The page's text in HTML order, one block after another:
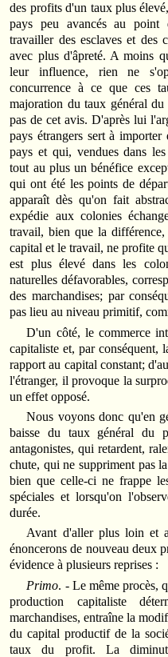
des profits d'un taux plus
pays peu avancés au
travailler des esclaves et
avec plus d'âpreté. A moins
leur influence, rien ne
concurrence à ce que ces
majoration du taux général
pas de cet avis. D'après lui
pays étrangers sert à importer
pays et qui, vendues dans
tout au plus un bénéfice
qui ont été les points de
apparaît dès qu'on fait
expédie aux colonies
travail, bien que la
capital et le travail, ne profite
est plus élevé dans les
naturelles défavorables,
des marchandises; par
pas lieu au niveau primitif,
D'un côté, le commerce
capitaliste et, par
rapport au capital constant;
l'étranger, il provoque la
un effet opposé.
Nous voyons donc qu'en
baisse du taux général du
antagonistes, qui retardent,
chute, qui ne suppriment pas
bien que celle-ci ne frappe
spéciales et lorsqu'on
durée.
Avant d'aller plus loin et
énoncerons de nouveau deux
évidence à plusieurs reprises :
Primo. - Le même procès,
production capitaliste
marchandises, entraîne la
du capital productif de la
taux du profit. La